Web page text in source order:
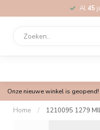
Al 45
Onze nieuwe winkel is
Home / 1210095 1279